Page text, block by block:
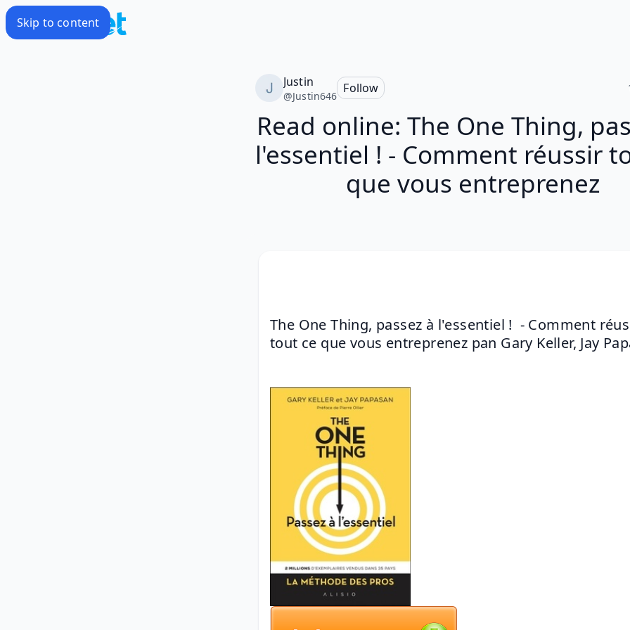
Skip to content
Justin
@Justin646
Follow
Read online: The One Thing,
l'essentiel ! - Comment réussir
que vous entreprenez
The One Thing, passez à l'essentiel !  - Comment
tout ce que vous entreprenez pan Gary Keller, Jay